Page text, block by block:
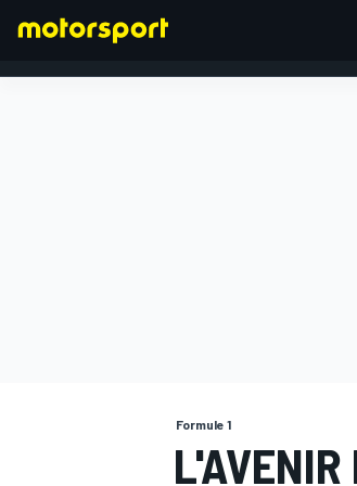
Formule 1
L'AVENIR